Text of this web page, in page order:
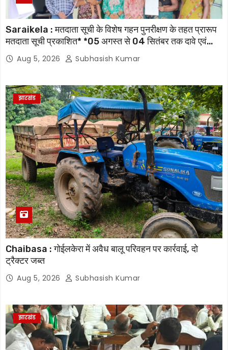
Saraikela : मतदाता सूची के विशेष गहन पुनरीक्षण के तहत प्रारूप
मतदाता सूची प्रकाशित* *05 अगस्त से 04 सितंबर तक दावे एवं
आपत्तियां होंगी स्वीकार, 07 अक्टूबर को जारी होगी अंतिम मतदाता सूची
Aug 5, 2026 Subhasish Kumar
झारखंड
Chaibasa : गोईलकेरा में अवैध बालू परिवहन पर कार्रवाई, दो
ट्रैक्टर जब्त
Aug 5, 2026 Subhasish Kumar
झारखंड